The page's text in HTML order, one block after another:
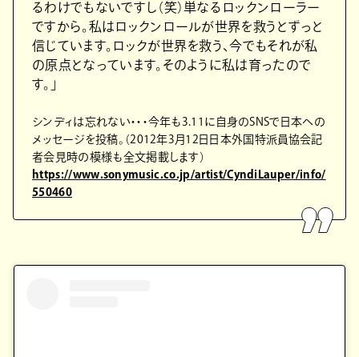
るわけでもないですし（笑）単なるロックンローラー
ですから。私はロックンロールが世界を救うとずっと
信じています。ロックが世界を救う、今でもそれが私
の原点となっています。そのように私は育ったので
す。」
シンディは忘れない・・・今年も3.11に自身のSNSで日本への
メッセージを投稿。（2012年3月12日日本外国特派員協会記
者会見時の模様も全文掲載します）
https://www.sonymusic.co.jp/artist/CyndiLauper/info/
550460